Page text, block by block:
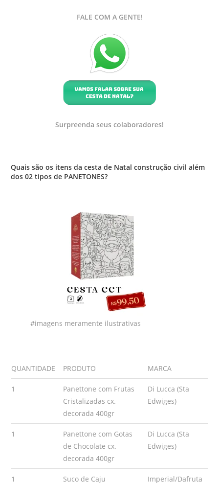
FALE COM A GENTE!
Surpreenda seus colaboradores!
Quais são os itens da cesta de Natal construção civil além
dos 02 tipos de PANETONES?
#imagens meramente ilustrativas
QUANTIDADE PRODUTO MARCA
1
Panettone com Frutas
Cristalizadas cx.
decorada 400gr
Di Lucca (Sta
Edwiges)
1
Panettone com Gotas
de Chocolate cx.
decorada 400gr
Di Lucca (Sta
Edwiges)
1
Suco de Caju
Imperial/Dafruta